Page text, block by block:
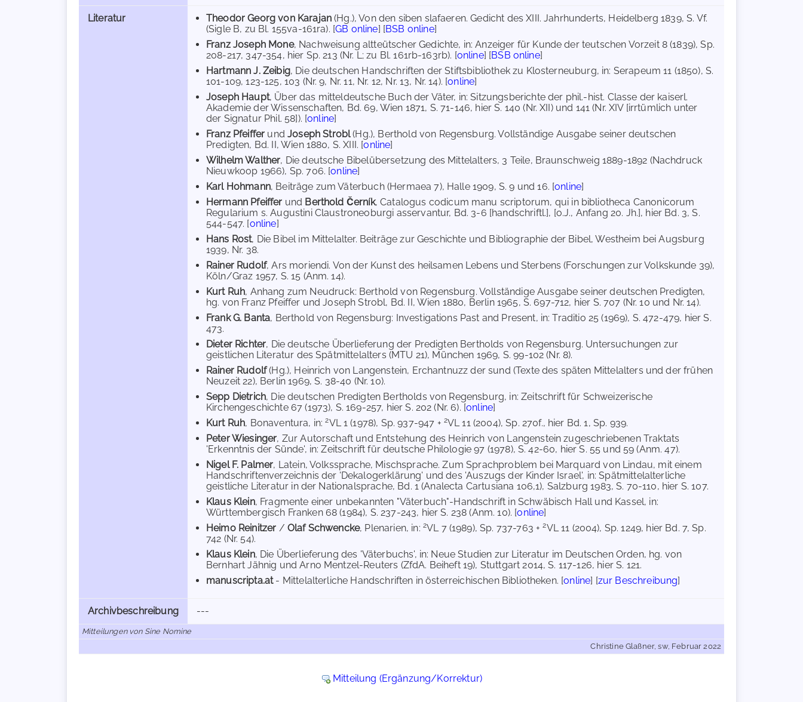
Literatur Theodor Georg von Karajan(Hg.), Von den siben slafaeren. Gedicht des XIII. Jahrhunderts, Heidelberg 1839, S. Vf.
(Sigle B, zu Bl. 155va-161ra). [GB online] [BSB online]
Franz Joseph Mone, Nachweisung altteütscher Gedichte, in: Anzeiger für Kunde der teutschen Vorzeit 8 (1839), Sp.
208-217, 347-354, hier Sp. 213 (Nr. L; zu Bl. 161rb-163rb). [online] [BSB online]
Hartmann J. Zeibig, Die deutschen Handschriften der Stiftsbibliothek zu Klosterneuburg, in: Serapeum 11 (1850), S.
101-109, 123-125, 103 (Nr. 9, Nr. 11, Nr. 12, Nr. 13, Nr. 14). [online]
Joseph Haupt, Über das mitteldeutsche Buch der Väter, in: Sitzungsberichte der phil.-hist. Classe der kaiserl.
Akademie der Wissenschaften, Bd. 69, Wien 1871, S. 71-146, hier S. 140 (Nr. XII) und 141 (Nr. XIV [irrtümlich unter
der Signatur Phil. 58]). [online]
Franz Pfeiffer undJoseph Strobl(Hg.), Berthold von Regensburg. Vollständige Ausgabe seiner deutschen
Predigten, Bd. II, Wien 1880, S. XIII. [online]
Wilhelm Walther, Die deutsche Bibelübersetzung des Mittelalters, 3 Teile, Braunschweig 1889-1892 (Nachdruck
Nieuwkoop 1966), Sp. 706. [online]
Karl Hohmann, Beiträge zum Väterbuch (Hermaea 7), Halle 1909, S. 9 und 16. [online]
Hermann Pfeiffer und Berthold Černík, Catalogus codicum manu scriptorum, qui in bibliotheca Canonicorum
Regularium s. Augustini Claustroneoburgi asservantur, Bd. 3-6 [handschriftl.], [o.J., Anfang 20. Jh.], hier Bd. 3, S.
544-547. [online]
Hans Rost, Die Bibel im Mittelalter. Beiträge zur Geschichte und Bibliographie der Bibel, Westheim bei Augsburg
1939, Nr. 38.
Rainer Rudolf, Ars moriendi. Von der Kunst des heilsamen Lebens und Sterbens (Forschungen zur Volkskunde 39),
Köln/Graz 1957, S. 15 (Anm. 14).
Kurt Ruh, Anhang zum Neudruck: Berthold von Regensburg. Vollständige Ausgabe seiner deutschen Predigten,
hg. von Franz Pfeiffer und Joseph Strobl, Bd. II, Wien 1880, Berlin 1965, S. 697-712, hier S. 707 (Nr. 10 und Nr. 14).
Frank G. Banta, Berthold von Regensburg: Investigations Past and Present, in: Traditio 25 (1969), S. 472-479, hier S.
473.
Dieter Richter, Die deutsche Überlieferung der Predigten Bertholds von Regensburg. Untersuchungen zur
geistlichen Literatur des Spätmittelalters (MTU 21), München 1969, S. 99-102 (Nr. 8).
Rainer Rudolf(Hg.), Heinrich von Langenstein, Erchantnuzz der sund (Texte des späten Mittelalters und der frühen
Neuzeit 22), Berlin 1969, S. 38-40 (Nr. 10).
Sepp Dietrich, Die deutschen Predigten Bertholds von Regensburg, in: Zeitschrift für Schweizerische
Kirchengeschichte 67 (1973), S. 169-257, hier S. 202 (Nr. 6). [online]
Kurt Ruh, Bonaventura, in:2VL 1 (1978), Sp. 937-947 + 2VL 11 (2004), Sp. 270f., hier Bd. 1, Sp. 939.
Peter Wiesinger, Zur Autorschaft und Entstehung des Heinrich von Langenstein zugeschriebenen Traktats
'Erkenntnis der Sünde', in: Zeitschrift für deutsche Philologie 97 (1978), S. 42-60, hier S. 55 und 59 (Anm. 47).
Nigel F. Palmer, Latein, Volkssprache, Mischsprache. Zum Sprachproblem bei Marquard von Lindau, mit einem
Handschriftenverzeichnis der 'Dekalogerklärung' und des 'Auszugs der Kinder Israel', in: Spätmittelalterliche
geistliche Literatur in der Nationalsprache, Bd. 1 (Analecta Cartusiana 106,1), Salzburg 1983, S. 70-110, hier S. 107.
Klaus Klein, Fragmente einer unbekannten "Väterbuch"-Handschrift in Schwäbisch Hall und Kassel, in:
Württembergisch Franken 68 (1984), S. 237-243, hier S. 238 (Anm. 10). [online]
Heimo Reinitzer / Olaf Schwencke, Plenarien, in: 2VL 7 (1989), Sp. 737-763 +2VL 11 (2004), Sp. 1249, hier Bd. 7, Sp.
742 (Nr. 54).
Klaus Klein, Die Überlieferung des 'Väterbuchs', in: Neue Studien zur Literatur im Deutschen Orden, hg. von
Bernhart Jähnig und Arno Mentzel-Reuters (ZfdA. Beiheft 19), Stuttgart 2014, S. 117-126, hier S. 121.
manuscripta.at- Mittelalterliche Handschriften in österreichischen Bibliotheken. [online] [zur Beschreibung]
Archivbeschreibung ---
Mitteilungen von Sine Nomine
Christine Glaßner, sw, Februar 2022
Mitteilung (Ergänzung/Korrektur)